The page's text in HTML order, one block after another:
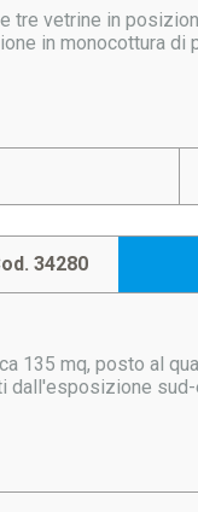
tre vetrine in
in monocottura di
34280
135 mq, posto al
dall'esposizione